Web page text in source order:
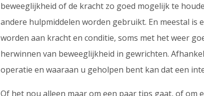
beweeglijkheid of de kracht zo goed mogelijk te
andere hulpmiddelen worden gebruikt. En meestal is
worden aan kracht en conditie, soms met het weer
herwinnen van beweeglijkheid in gewrichten.
operatie en waaraan u geholpen bent kan dat een
Of het nou alleen maar om een paar tips gaat, of om